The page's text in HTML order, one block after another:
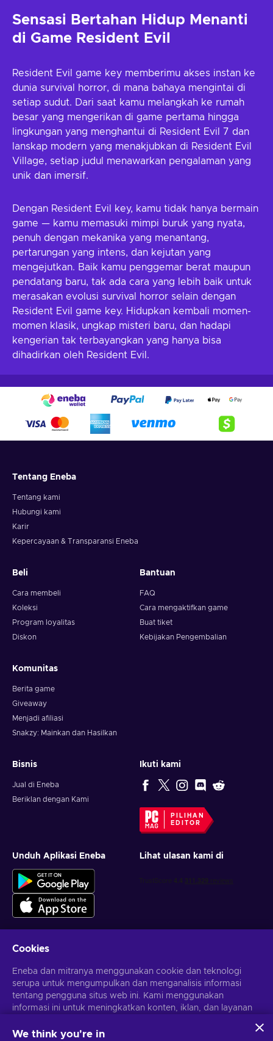
Sensasi Bertahan Hidup Menanti
di Game Resident Evil
Resident Evil game key memberimu akses instan ke
dunia survival horror, di mana bahaya mengintai di
setiap sudut. Dari saat kamu melangkah ke rumah
besar yang mengerikan di game pertama hingga
lingkungan yang menghantui di Resident Evil 7 dan
lanskap modern yang menakjubkan di Resident Evil
Village, setiap judul menawarkan pengalaman yang
unik dan imersif.
Dengan Resident Evil key, kamu tidak hanya bermain
game — kamu memasuki mimpi buruk yang nyata,
penuh dengan mekanika yang menantang,
pertarungan yang intens, dan kejutan yang
mengejutkan. Baik kamu penggemar berat maupun
pendatang baru, tak ada cara yang lebih baik untuk
merasakan evolusi survival horror selain dengan
Resident Evil game key. Hidupkan kembali momen-
momen klasik, ungkap misteri baru, dan hadapi
kengerian tak terbayangkan yang hanya bisa
dihadirkan oleh Resident Evil.
Tentang Eneba
Tentang kami
Hubungi kami
Karir
Kepercayaan & Transparansi Eneba
Beli
Cara membeli
Koleksi
Program loyalitas
Diskon
Bantuan
FAQ
Cara mengaktifkan game
Buat tiket
Kebijakan Pengembalian
Komunitas
Berita game
Giveaway
Menjadi afiliasi
Snakzy: Mainkan dan Hasilkan
Bisnis
Jual di Eneba
Beriklan dengan Kami
Ikuti kami
PILIHAN
EDITOR
Unduh Aplikasi Eneba Lihat ulasan kami di
Berlangganan
Kamu dapat berhenti berlangganan kapan saja. Kunjungi
Cookies
Eneba dan mitranya menggunakan cookie dan teknologi
serupa untuk mengumpulkan dan menganalisis informasi
tentang pengguna situs web ini. Kami menggunakan
informasi ini untuk meningkatkan konten, iklan, dan layanan
personalisasi iklan.
We think you're in